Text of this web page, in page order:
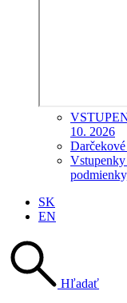
10. 2026
Vstupenky
SK
EN
Hľadať